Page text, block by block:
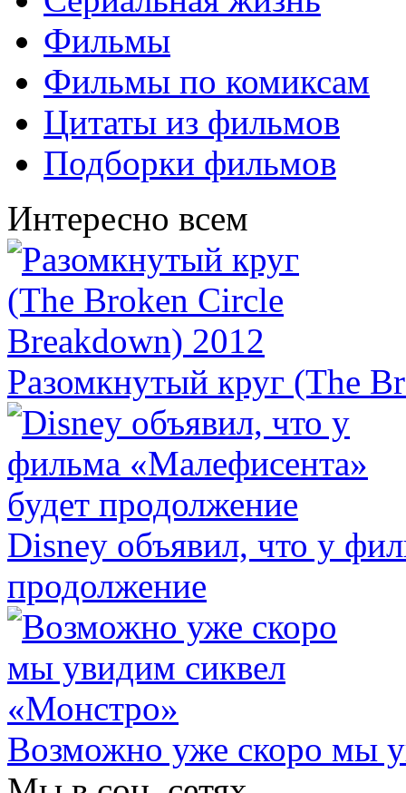
Фильмы
Фильмы по комиксам
Цитаты из фильмов
Подборки фильмов
Интересно всем
Разомкнутый круг (The
Disney объявил, что у
продолжение
Возможно уже скоро мы